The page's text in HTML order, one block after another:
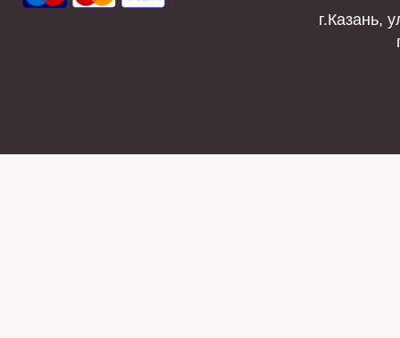
г.Казань,